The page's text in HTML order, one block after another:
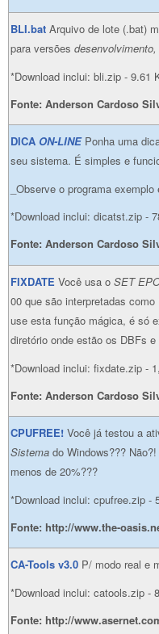
BLI.bat Arquivo de lote (.bat)
para versões
*Download inclui: bli.zip - 9.61
Fonte: Anderson Cardoso
DICA ON-LINE Ponha uma
seu sistema. É simples e
_Observe o programa
*Download inclui: dicatst.zip -
Fonte: Anderson Cardoso
FIXDATE Você usa o SET
00 que são interpretadas
use esta função mágica, é só
diretório onde estão os DBFs e
*Download inclui: fixdate.zip -
Fonte: Anderson Cardoso
CPUFREE! Você já testou a
Sistema do Windows???
menos de 20%???
*Download inclui: cpufree.zip -
Fonte: http://www.the-
CA-Tools v3.0 P/ modo real e
*Download inclui: catools.zip -
Fonte: http://